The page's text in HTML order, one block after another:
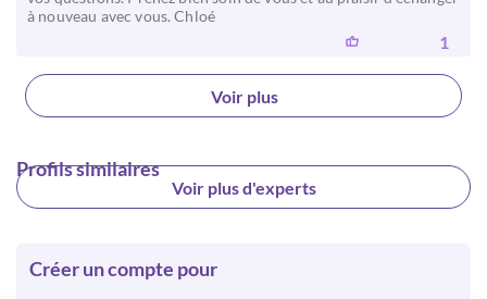
à nouveau avec vous. Chloé
1
Voir plus
Profils similaires
Voir plus d'experts
Créer un compte pour